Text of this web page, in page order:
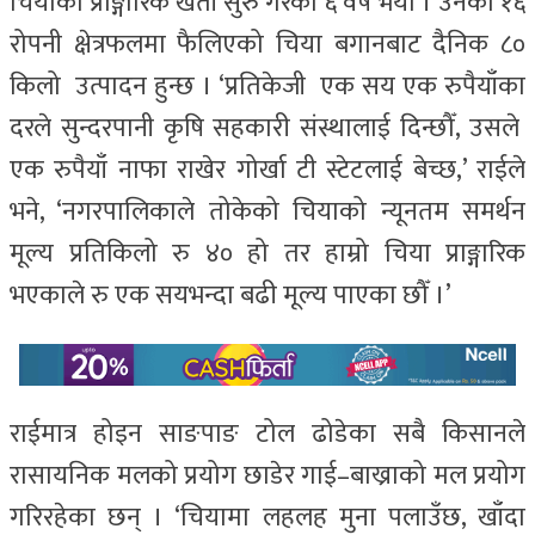
रोपनी क्षेत्रफलमा फैलिएको चिया बगानबाट दैनिक ८०
किलो उत्पादन हुन्छ । ‘प्रतिकेजी एक सय एक रुपैयाँका
दरले सुन्दरपानी कृषि सहकारी संस्थालाई दिन्छौँ, उसले
एक रुपैयाँ नाफा राखेर गोर्खा टी स्टेटलाई बेच्छ,’ राईले
भने, ‘नगरपालिकाले तोकेको चियाको न्यूनतम समर्थन
मूल्य प्रतिकिलो रु ४० हो तर हाम्रो चिया प्राङ्गारिक
भएकाले रु एक सयभन्दा बढी मूल्य पाएका छौँ ।’
राईमात्र होइन साङपाङ टोल ढोडेका सबै किसानले
रासायनिक मलको प्रयोग छाडेर गाई–बाख्राको मल प्रयोग
गरिरहेका छन् । ‘चियामा लहलह मुना पलाउँछ, खाँदा